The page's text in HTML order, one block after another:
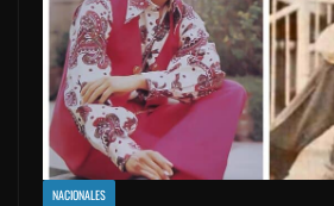
NACIONALES